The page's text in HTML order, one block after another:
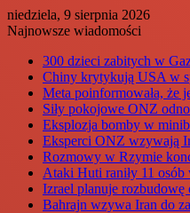
niedziela, 9 sierpnia 2026
Najnowsze wiadomości
300 dzieci zabitych w
Chiny krytykują USA w
Meta poinformowała, że
Siły pokojowe ONZ
Eksplozja bomby w
Eksperci ONZ wzywają
Rozmowy w Rzymie
Ataki Huti raniły 11
Izrael planuje rozbudowę
Bahrajn wzywa Iran do